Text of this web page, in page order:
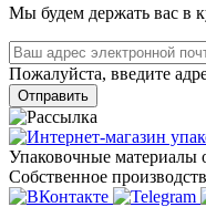
Мы будем держать вас в
Пожалуйста, введите
Отправить
Упаковочные материалы
Собственное